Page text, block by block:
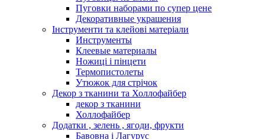
Пуговки наборами по супер цене
Декоративные украшения
Інструменти та клейові матеріали
Инструменты
Клеевые материалы
Ножиці і пінцети
Термопистолеты
Утюжок для стрічок
Декор з тканини та Холлофайбер
декор з тканини
Холлофайбер
Додатки , зелень , ягоди, фрукти
Бавовна і Лагурус